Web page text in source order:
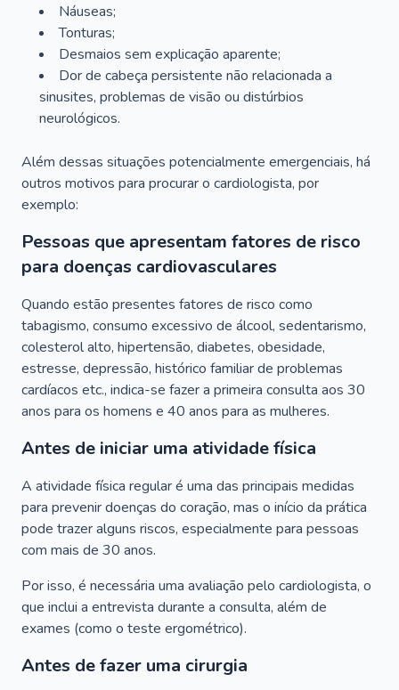
Náuseas;
Tonturas;
Desmaios sem explicação aparente;
Dor de cabeça persistente não relacionada a
sinusites, problemas de visão ou distúrbios
neurológicos.
Além dessas situações potencialmente emergenciais, há
outros motivos para procurar o cardiologista, por
exemplo:
Pessoas que apresentam fatores de risco
para doenças cardiovasculares
Quando estão presentes fatores de risco como
tabagismo, consumo excessivo de álcool, sedentarismo,
colesterol alto, hipertensão, diabetes, obesidade,
estresse, depressão, histórico familiar de problemas
cardíacos etc., indica-se fazer a primeira consulta aos 30
anos para os homens e 40 anos para as mulheres.
Antes de iniciar uma atividade física
A atividade física regular é uma das principais medidas
para prevenir doenças do coração, mas o início da prática
pode trazer alguns riscos, especialmente para pessoas
com mais de 30 anos.
Por isso, é necessária uma avaliação pelo cardiologista, o
que inclui a entrevista durante a consulta, além de
exames (como o teste ergométrico).
Antes de fazer uma cirurgia